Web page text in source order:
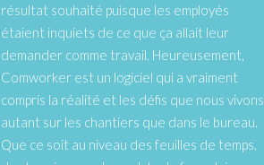
résultat souhaité puisque les employés
étaient inquiets de ce que ça allait leur
demander comme travail. Heureusement,
Comworker est un logiciel qui a vraiment
compris la réalité et les défis que nous vivons,
autant sur les chantiers que dans le bureau.
Que ce soit au niveau des feuilles de temps,